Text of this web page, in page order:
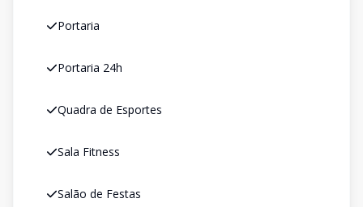
Portaria
Portaria 24h
Quadra de Esportes
Sala Fitness
Salão de Festas